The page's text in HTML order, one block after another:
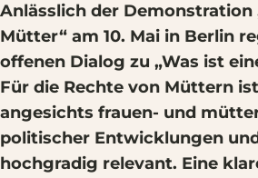
Anlässlich der Demonstration
Mütter“ am 10. Mai in Berlin
offenen Dialog zu „Was ist
Für die Rechte von Müttern
angesichts frauen- und
politischer Entwicklungen
hochgradig relevant. Eine